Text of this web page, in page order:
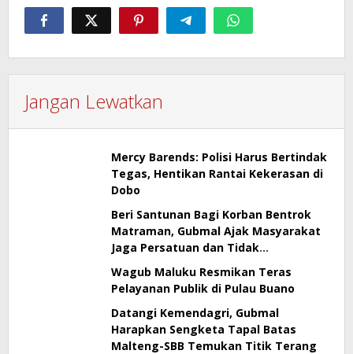
Jangan Lewatkan
Mercy Barends: Polisi Harus Bertindak
Tegas, Hentikan Rantai Kekerasan di
Dobo
Beri Santunan Bagi Korban Bentrok
Matraman, Gubmal Ajak Masyarakat
Jaga Persatuan dan Tidak
Wagub Maluku Resmikan Teras
Pelayanan Publik di Pulau Buano
Datangi Kemendagri, Gubmal
Harapkan Sengketa Tapal Batas
Malteng-SBB Temukan Titik Terang